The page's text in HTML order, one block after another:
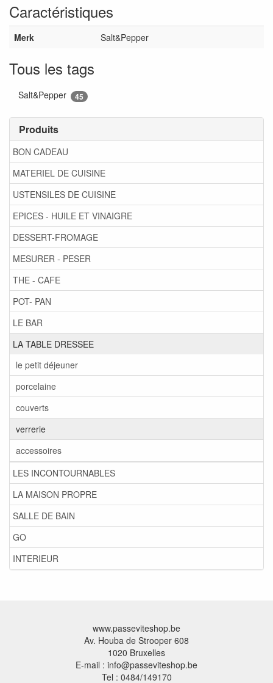
Produits
BON CADEAU
MATERIEL DE CUISINE
USTENSILES DE CUISINE
EPICES - HUILE ET VINAIGRE
DESSERT-FROMAGE
MESURER - PESER
THE - CAFE
POT- PAN
LE BAR
LA TABLE DRESSEE
le petit déjeuner
porcelaine
couverts
verrerie
accessoires
LES INCONTOURNABLES
LA MAISON PROPRE
SALLE DE BAIN
GO
INTERIEUR
Caractéristiques
Merk Salt&Pepper
Tous les tags
Salt&Pepper 45
www.passeviteshop.be
Av. Houba de Strooper 608
1020 Bruxelles
E-mail : info@passeviteshop.be
Tel : 0484/149170